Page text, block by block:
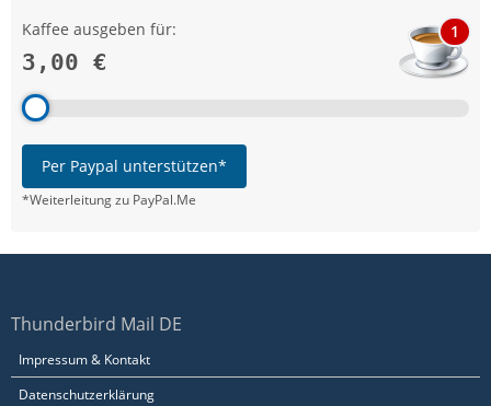
Kaffee ausgeben für:
3,00 €
1
Per Paypal unterstützen*
*Weiterleitung zu PayPal.Me
Thunderbird Mail DE
Impressum & Kontakt
Datenschutzerklärung